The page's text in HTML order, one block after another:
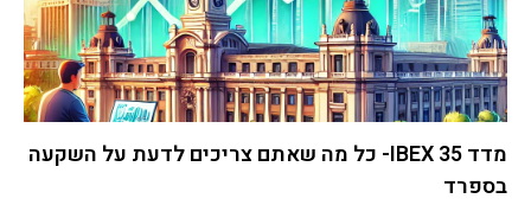
מדד IBEX 35- כל מה שאתם צריכים לדעת על השקעה
בספרד